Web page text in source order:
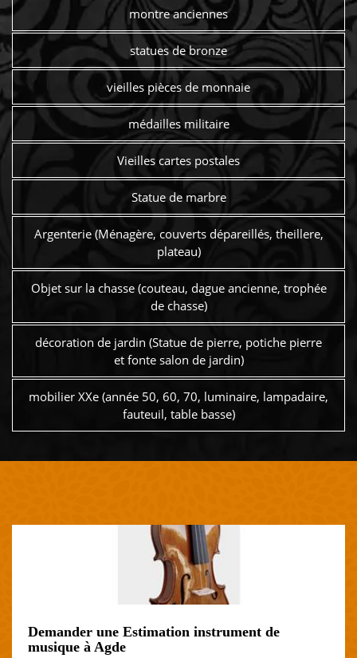
montre anciennes
statues de bronze
vieilles pièces de monnaie
médailles militaire
Vieilles cartes postales
Statue de marbre
Argenterie (Ménagère, couverts dépareillés, theillere,
plateau)
Objet sur la chasse (couteau, dague ancienne, trophée
de chasse)
décoration de jardin (Statue de pierre, potiche pierre
et fonte salon de jardin)
mobilier XXe (année 50, 60, 70, luminaire, lampadaire,
fauteuil, table basse)
Demander une Estimation instrument de
musique à Agde